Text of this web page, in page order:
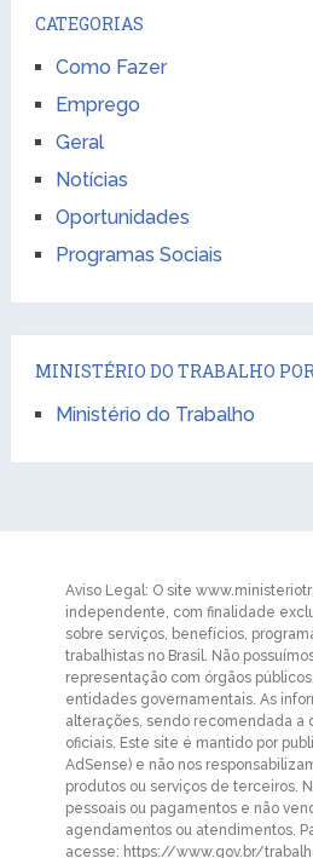
CATEGORIAS
Como Fazer
Emprego
Geral
Notícias
Oportunidades
Programas Sociais
MINISTÉRIO DO TRABALHO
Ministério do Trabalho
Aviso Legal: O site
independente, com finalidade
sobre serviços, benefícios,
trabalhistas no Brasil. Não
representação com órgãos
entidades governamentais. As
alterações, sendo recomendada a
oficiais. Este site é mantido por
AdSense) e não nos
produtos ou serviços de terceiros.
pessoais ou pagamentos e não
agendamentos ou atendimentos.
acesse: https://www.gov.br/